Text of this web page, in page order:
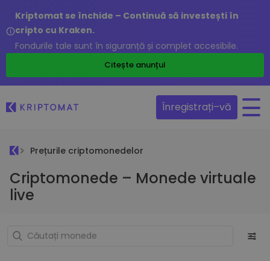
Kriptomat se închide – Continuă să investești în
cripto cu Kraken.
Fondurile tale sunt în siguranță și complet accesibile.
Citește anunțul
Înregistrați–vă
Prețurile criptomonedelor
Criptomonede – Monede virtuale
live